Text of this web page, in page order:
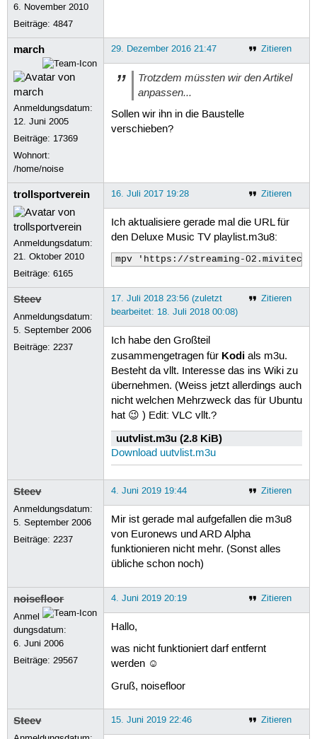
6. November 2010
Beiträge:4847
march
Anmeldungsdatum:
12. Juni 2005
Beiträge: 17369
Wohnort:
/home/noise
Zitieren
29. Dezember 2016 21:47
Trotzdem müssten wir den Artikel
anpassen...
Sollen wir ihn in die Baustelle
verschieben?
trollsportverein
Anmeldungsdatum:
21. Oktober 2010
Beiträge:6165
Zitieren
16. Juli 2017 19:28
Ich aktualisiere gerade mal die URL für
den Deluxe Music TV playlist.m3u8:
mpv 'https://streaming-
Steev
Anmeldungsdatum:
5. September 2006
Beiträge:2237
Zitieren
17. Juli 2018 23:56 (zuletzt
bearbeitet: 18. Juli 2018 00:08)
Ich habe den Großteil
zusammengetragen für Kodials m3u.
Besteht da vllt. Interesse das ins Wiki zu
übernehmen. (Weiss jetzt allerdings auch
nicht welchen Mehrzweck das für Ubuntu
hat 😉 ) Edit: VLC vllt.?
uutvlist.m3u (2.8 KiB)
Download uutvlist.m3u
Steev
Anmeldungsdatum:
5. September 2006
Beiträge:2237
Zitieren
4. Juni 2019 19:44
Mir ist gerade mal aufgefallen die m3u8
von Euronews und ARD Alpha
funktionieren nicht mehr. (Sonst alles
übliche schon noch)
noisefloor
Anmel
dungsdatum:
6. Juni 2006
Beiträge:29567
Zitieren
4. Juni 2019 20:19
Hallo,
was nicht funktioniert darf entfernt
werden ☺
Gruß, noisefloor
Steev Zitieren
15. Juni 2019 22:46